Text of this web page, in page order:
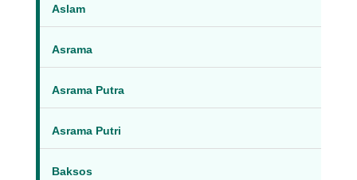
Aslam
Asrama
Asrama Putra
Asrama Putri
Baksos